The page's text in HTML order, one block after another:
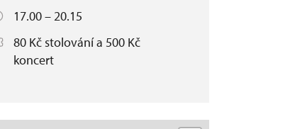
17.00 – 20.15
80 Kč stolování a 500 Kč
koncert